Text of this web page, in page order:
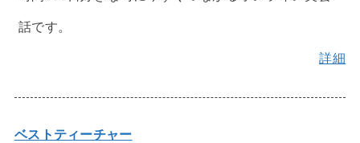
話です。
詳細
ベストティーチャー